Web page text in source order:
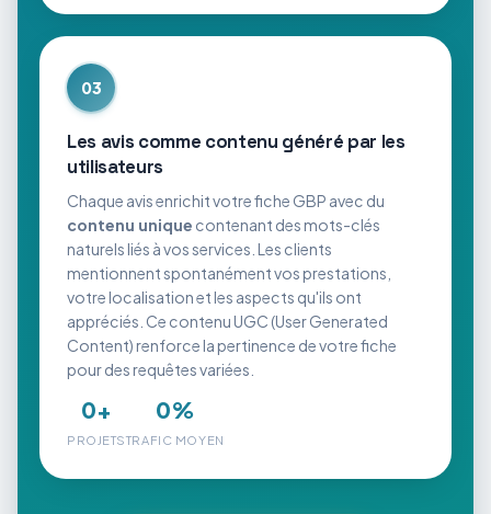
03
Les avis comme contenu généré par les
utilisateurs
Chaque avis enrichit votre fiche GBP avec du
contenu unique contenant des mots-clés
naturels liés à vos services. Les clients
mentionnent spontanément vos prestations,
votre localisation et les aspects qu'ils ont
appréciés. Ce contenu UGC (User Generated
Content) renforce la pertinence de votre fiche
pour des requêtes variées.
0+
PROJETS
0%
TRAFIC MOYEN